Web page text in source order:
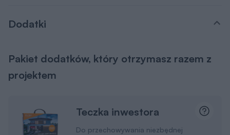
Dodatki
Pakiet dodatków, który otrzymasz razem z
projektem
Teczka inwestora
Do przechowywania niezbędnej